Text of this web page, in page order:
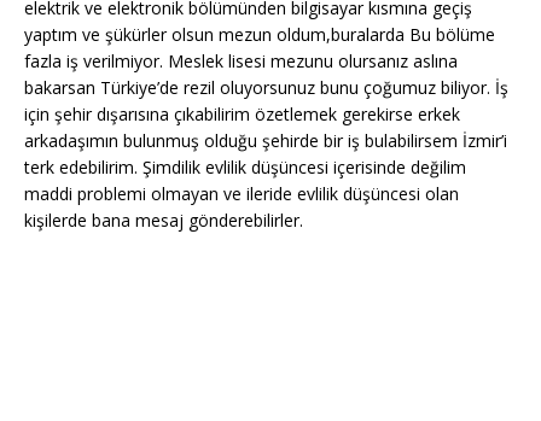
elektrik ve elektronik bölümünden bilgisayar kısmına geçiş
yaptım ve şükürler olsun mezun oldum,buralarda Bu bölüme
fazla iş verilmiyor. Meslek lisesi mezunu olursanız aslına
bakarsan Türkiye’de rezil oluyorsunuz bunu çoğumuz biliyor. İş
için şehir dışarısına çıkabilirim özetlemek gerekirse erkek
arkadaşımın bulunmuş olduğu şehirde bir iş bulabilirsem İzmir’i
terk edebilirim. Şimdilik evlilik düşüncesi içerisinde değilim
maddi problemi olmayan ve ileride evlilik düşüncesi olan
kişilerde bana mesaj gönderebilirler.